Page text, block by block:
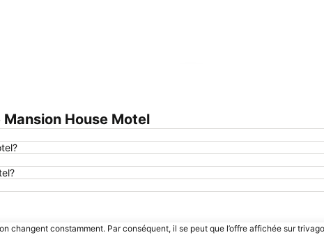
House Motel
changent constamment. Par conséquent, il se peut que l’offre affichée sur